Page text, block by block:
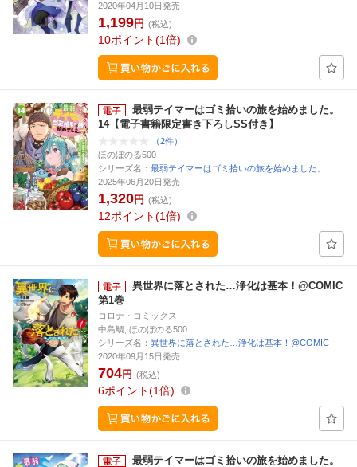
2020年04月10日発売
1,199円 (税込)
10ポイント 1倍
最弱テイマーはゴミ拾いの旅を始めました。
14【電子書籍限定書き下ろしSS付き】
（2件）
ほのぼのる500
シリーズ名： 最弱テイマーはゴミ拾いの旅を始めました。
2025年06月20日発売
1,320円 (税込)
12ポイント 1倍
異世界に落とされた…浄化は基本！@COMIC
第1巻
コロナ・コミックス
中島鯛, ほのぼのる500
シリーズ名： 異世界に落とされた…浄化は基本！@COMIC
2020年09月15日発売
704円 (税込)
6ポイント 1倍
最弱テイマーはゴミ拾いの旅を始めました。